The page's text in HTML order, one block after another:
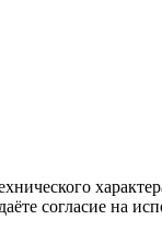
согласие на